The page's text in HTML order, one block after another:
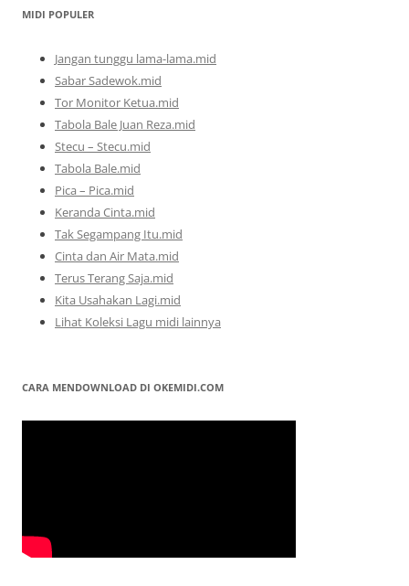
MIDI POPULER
Jangan tunggu lama-lama.mid
Sabar Sadewok.mid
Tor Monitor Ketua.mid
Tabola Bale Juan Reza.mid
Stecu – Stecu.mid
Tabola Bale.mid
Pica – Pica.mid
Keranda Cinta.mid
Tak Segampang Itu.mid
Cinta dan Air Mata.mid
Terus Terang Saja.mid
Kita Usahakan Lagi.mid
Lihat Koleksi Lagu midi lainnya
CARA MENDOWNLOAD DI OKEMIDI.COM